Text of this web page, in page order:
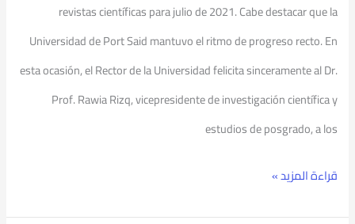
revistas científicas para julio de 2021. Cabe destacar que la
Universidad de Port Said mantuvo el ritmo de progreso recto. En
esta ocasión, el Rector de la Universidad felicita sinceramente al Dr.
Prof. Rawia Rizq, vicepresidente de investigación científica y
estudios de posgrado, a los
قراءة المزيد »